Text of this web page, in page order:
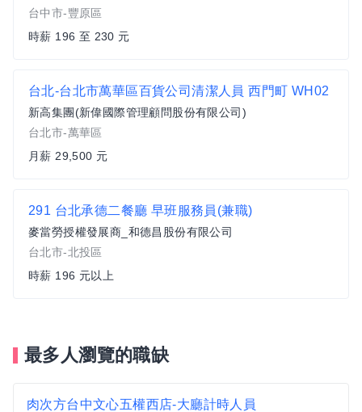
台中市-豐原區
時薪 196 至 230 元
台北-台北市萬華區百貨公司清潔人員 西門町 WH02
新高集團(新偉國際管理顧問股份有限公司)
台北市-萬華區
月薪 29,500 元
291 台北承德二餐廳 早班服務員(兼職)
麥當勞授權發展商_和德昌股份有限公司
台北市-北投區
時薪 196 元以上
最多人瀏覽的職缺
肉次方台中文心五權西店-大廳計時人員